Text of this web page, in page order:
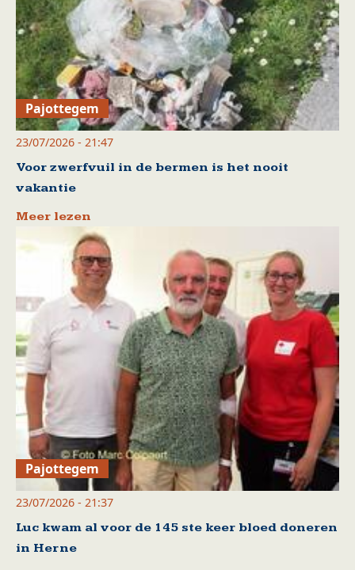
Pajottegem
23/07/2026 - 21:47
Voor zwerfvuil in de bermen is het nooit
vakantie
Meer lezen
Pajottegem
23/07/2026 - 21:37
Luc kwam al voor de 145 ste keer bloed doneren
in Herne